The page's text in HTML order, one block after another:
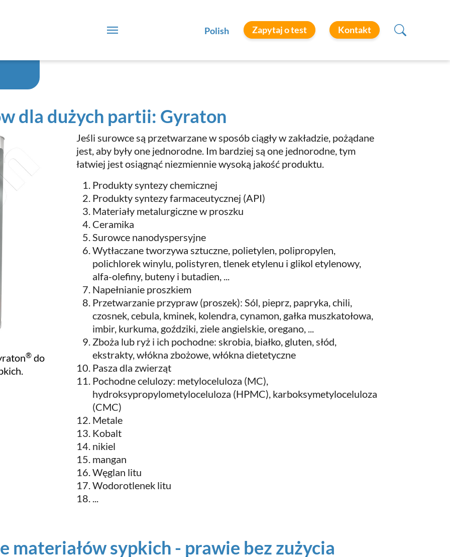
Polish Zapytaj o test Kontakt
dla dużych partii: Gyraton
®do
Jeśli surowce są przetwarzane w sposób ciągły w zakładzie, pożądane
jest, aby były one jednorodne. Im bardziej są one jednorodne, tym
łatwiej jest osiągnąć niezmiennie wysoką jakość produktu.
Produkty syntezy chemicznej
Produkty syntezy farmaceutycznej (API)
Materiały metalurgiczne w proszku
Ceramika
Surowce nanodyspersyjne
Wytłaczane tworzywa sztuczne, polietylen, polipropylen,
polichlorek winylu, polistyren, tlenek etylenu i glikol etylenowy,
alfa-olefiny, buteny i butadien, ...
Napełnianie proszkiem
Przetwarzanie przypraw (proszek): Sól, pieprz, papryka, chili,
czosnek, cebula, kminek, kolendra, cynamon, gałka muszkatołowa,
imbir, kurkuma, goździki, ziele angielskie, oregano, ...
Zboża lub ryż i ich pochodne: skrobia, białko, gluten, słód,
ekstrakty, włókna zbożowe, włókna dietetyczne
Pasza dla zwierząt
Pochodne celulozy: metyloceluloza (MC),
hydroksypropylometyloceluloza (HPMC), karboksymetyloceluloza
(CMC)
Metale
Kobalt
nikiel
mangan
Węglan litu
Wodorotlenek litu
...
materiałów sypkich - prawie bez zużycia